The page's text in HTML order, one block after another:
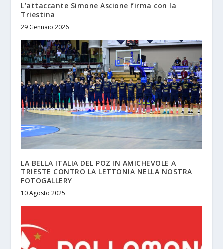
L’attaccante Simone Ascione firma con la
Triestina
29 Gennaio 2026
LA BELLA ITALIA DEL POZ IN AMICHEVOLE A
TRIESTE CONTRO LA LETTONIA NELLA NOSTRA
FOTOGALLERY
10 Agosto 2025